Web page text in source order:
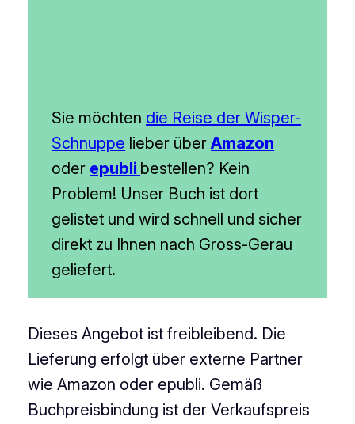
Sie möchten die Reise der Wisper-
Schnuppe lieber überAmazon
oder epubli bestellen? Kein
Problem! Unser Buch ist dort
gelistet und wird schnell und sicher
direkt zu Ihnen nach Gross-Gerau
geliefert.
Dieses Angebot ist freibleibend. Die
Lieferung erfolgt über externe Partner
wie Amazon oder epubli. Gemäß
Buchpreisbindung ist der Verkaufspreis